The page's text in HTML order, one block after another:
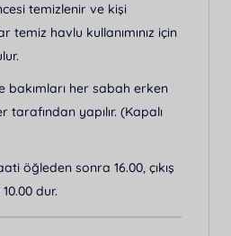
temizlenir ve kişi
temiz havlu kullanımınız için
bakımları her sabah erken
yapılır. (Kapalı
öğleden sonra 16.00, çıkış
dur.